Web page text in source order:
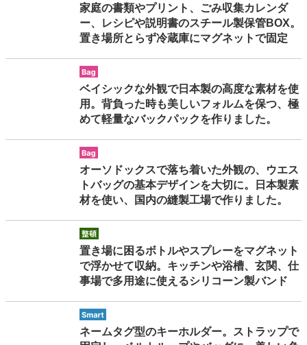
家庭の書類やプリント、ごみ収集カレンダ
ー、レシピや説明書のスチール製保管BOX。
置き場所とらず冷蔵庫にマグネットで固定
ベイシックな外観で日本製の高度な素材を使
用。背負った時も美しいフォルムを保つ、極
めて軽量なバックパックを作りました。
オーソドックスで落ち着いた外観の、ウエス
トバッグの基本デザインを大切に。日本製素
材を使い、国内の縫製工場で作りました。
置き場に困るボトルやスプレーをマグネット
で浮かせて収納。キッチンや浴槽、玄関、仕
事場で多用途に使えるシリコーン製バンド
ネームタグ型のキーホルダー。ストラップで